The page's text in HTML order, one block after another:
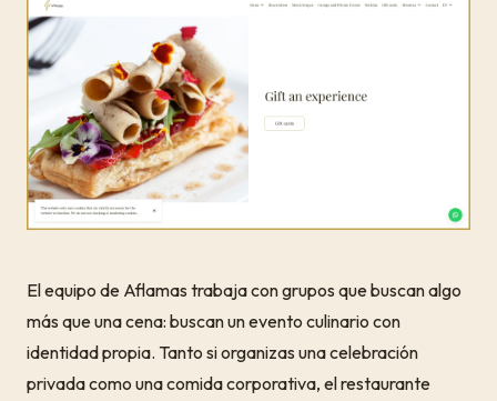
El equipo de Aflamas trabaja con grupos que buscan algo
más que una cena: buscan un evento culinario con
identidad propia. Tanto si organizas una celebración
privada como una comida corporativa, el restaurante